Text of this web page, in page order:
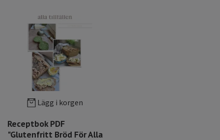
Lägg i korgen
Receptbok PDF
"Glutenfritt Bröd För Alla